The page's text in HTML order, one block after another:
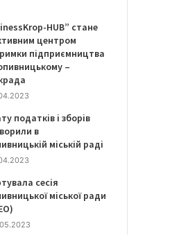
HUB” стане
центром
підприємництва
–
податків і зборів
в
міській раді
сесія
міської ради